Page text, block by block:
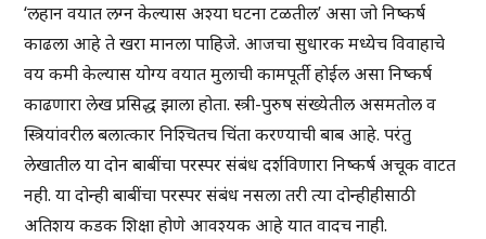
‘लहान वयात लग्न केल्यास अश्या घटना टळतील’ असा जो निष्कर्ष
काढला आहे ते खरा मानला पाहिजे. आजचा सुधारक मध्येच विवाहाचे
वय कमी केल्यास योग्य वयात मुलाची कामपूर्ती होईल असा निष्कर्ष
काढणारा लेख प्रसिद्ध झाला होता. स्त्री-पुरुष संख्येतील असमतोल व
स्त्रियांवरील बलात्कार निश्चितच चिंता करण्याची बाब आहे. परंतु
लेखातील या दोन बाबींचा परस्पर संबंध दर्शविणारा निष्कर्ष अचूक वाटत
नही. या दोन्ही बाबींचा परस्पर संबंध नसला तरी त्या दोन्हीहीसाठी
अतिशय कडक शिक्षा होणे आवश्यक आहे यात वादच नाही.